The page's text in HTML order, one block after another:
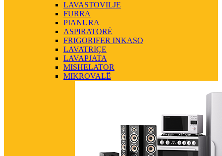
LAVASTOVILJE
FURRA
PIANURA
ASPIRATORË
FRIGORIFER INKASO
LAVATRIÇE
LAVAPJATA
MISHELATOR
MIKROVALË